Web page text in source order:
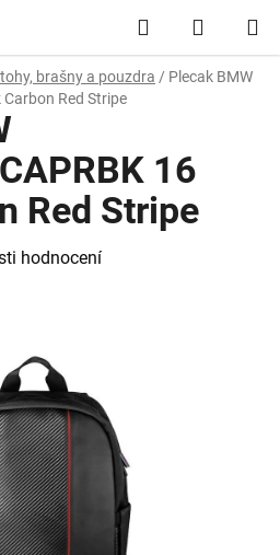
Hledat
brašny a pouzdra / Plecak BMW
Red Stripe
16
Red Stripe
je 0,0 z 5 hvězdiček.
hodnocení